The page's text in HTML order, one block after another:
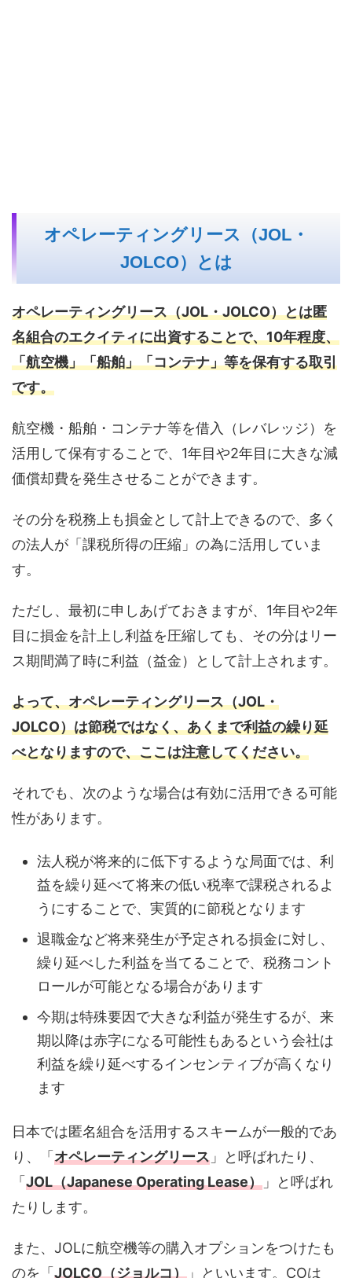
オペレーティングリース（JOL・
JOLCO）とは
オペレーティングリース（JOL・JOLCO）とは匿
名組合のエクイティに出資することで、10年程度、
「航空機」「船舶」「コンテナ」等を保有する取引
です。
航空機・船舶・コンテナ等を借入（レバレッジ）を
活用して保有することで、1年目や2年目に大きな減
価償却費を発生させることができます。
その分を税務上も損金として計上できるので、多く
の法人が「課税所得の圧縮」の為に活用していま
す。
ただし、最初に申しあげておきますが、1年目や2年
目に損金を計上し利益を圧縮しても、その分はリー
ス期間満了時に利益（益金）として計上されます。
よって、オペレーティングリース（JOL・
JOLCO）は節税ではなく、あくまで利益の繰り延
べとなりますので、ここは注意してください。
それでも、次のような場合は有効に活用できる可能
性があります。
法人税が将来的に低下するような局面では、利
益を繰り延べて将来の低い税率で課税されるよ
うにすることで、実質的に節税となります
退職金など将来発生が予定される損金に対し、
繰り延べした利益を当てることで、税務コント
ロールが可能となる場合があります
今期は特殊要因で大きな利益が発生するが、来
期以降は赤字になる可能性もあるという会社は
利益を繰り延べするインセンティブが高くなり
ます
日本では匿名組合を活用するスキームが一般的であ
り、「 オペレーティングリース 」と呼ばれたり、
「 JOL（Japanese Operating Lease） 」と呼ばれ
たりします。
また、JOLに航空機等の購入オプションをつけたも
のを「 JOLCO（ジョルコ） 」といいます。COは